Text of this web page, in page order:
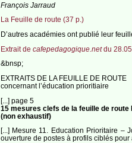
François Jarraud
La Feuille de route (37 p.)
D’autres académies ont publié leur
Extrait de cafepedagogique.netdu
&bnsp;
EXTRAITS DE LA FEUILLE DE ROUTE
concernant l’éducation prioritiaire
[...] page 5
15 mesures clefs de la feuille de route
(non exhaustif)
[...] Mesure 11. Education Prioritaire –
ouverture de postes à profils ciblés